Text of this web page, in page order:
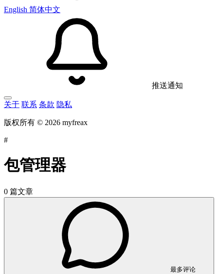
English 简体中文
推送通知
关于 联系 条款 隐私
版权所有 © 2026 myfreax
#
包管理器
0 篇文章
最多评论